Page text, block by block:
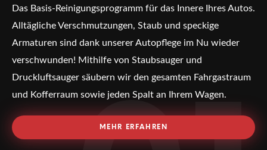
Das Basis-Reinigungsprogramm für das Innere Ihres Autos.
Alltägliche Verschmutzungen, Staub und speckige
Armaturen sind dank unserer Autopflege im Nu wieder
verschwunden! Mithilfe von Staubsauger und
Druckluftsauger säubern wir den gesamten Fahrgastraum
und Kofferraum sowie jeden Spalt an Ihrem Wagen.
MEHR ERFAHREN